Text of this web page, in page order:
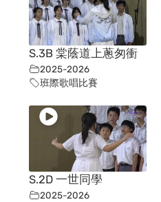
S.3B 棠蔭道上蔥匆衝
2025-2026
班際歌唱比賽
S.2D 一世同學
2025-2026